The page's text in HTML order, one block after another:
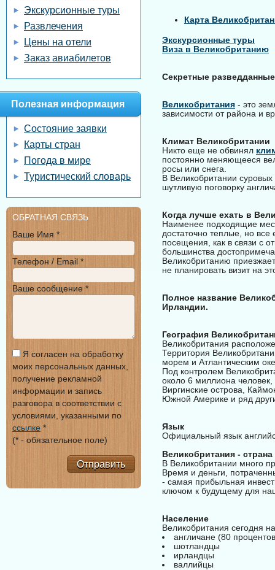
Карта
Экскурсионные туры
Виза в Великобританию
Секретные
Великобритания - это
зависимости от района и
Климат Великобритании
Никто еще не обвинял
постоянно меняющееся
росы или снега.
В Великобритании
шутливую поговорку
Когда лучше ехать в
Наименее подходящие
достаточно теплые, но
посещения, как в связи с
большинства
Великобританию
не планировать визит на
Полное название
Ирландии.
География
Великобритания
Территория
морем и Атлантическим
Под контролем
около 6 миллиона
Виргинские острова,
Южной Америке и ряд
Язык
Официальный язык
Великобритания -
В Великобритании много
Время и деньги,
- самая прибыльная
ключом к будущему для
Население
Великобритания сегодня
англичане (80
шотландцы
ирландцы
валлийцы
Экскурсионные туры
Развлечения
Цены на отели
Заказ авиабилетов
Полезная информация
Состояние заявки
Карты стран
Погода в мире
Туристический словарь
ОБРАТНАЯ СВЯЗЬ
Ваше Имя *
Телефон / Email *
Ваше сообщение *
Я согласен на обработку
моих персональных данных,
получение рекламной
информации и запись
разговора в соответствии с
условиями, указанными по
ссылке *
(* - обязательное поле)
Отправить